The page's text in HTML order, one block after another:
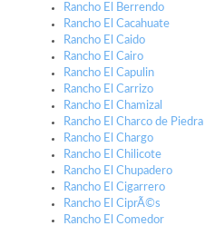
Rancho El Berrendo
Rancho El Cacahuate
Rancho El Caido
Rancho El Cairo
Rancho El Capulin
Rancho El Carrizo
Rancho El Chamizal
Rancho El Charco de Piedra
Rancho El Chargo
Rancho El Chilicote
Rancho El Chupadero
Rancho El Cigarrero
Rancho El CiprÃ©s
Rancho El Comedor